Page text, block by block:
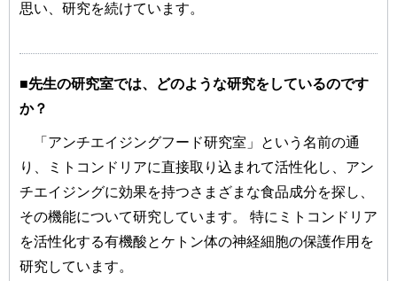
思い、研究を続けています。
■先生の研究室では、どのような研究をしているのです
か？
「アンチエイジングフード研究室」という名前の通
り、ミトコンドリアに直接取り込まれて活性化し、アン
チエイジングに効果を持つさまざまな食品成分を探し、
その機能について研究しています。 特にミトコンドリア
を活性化する有機酸とケトン体の神経細胞の保護作用を
研究しています。